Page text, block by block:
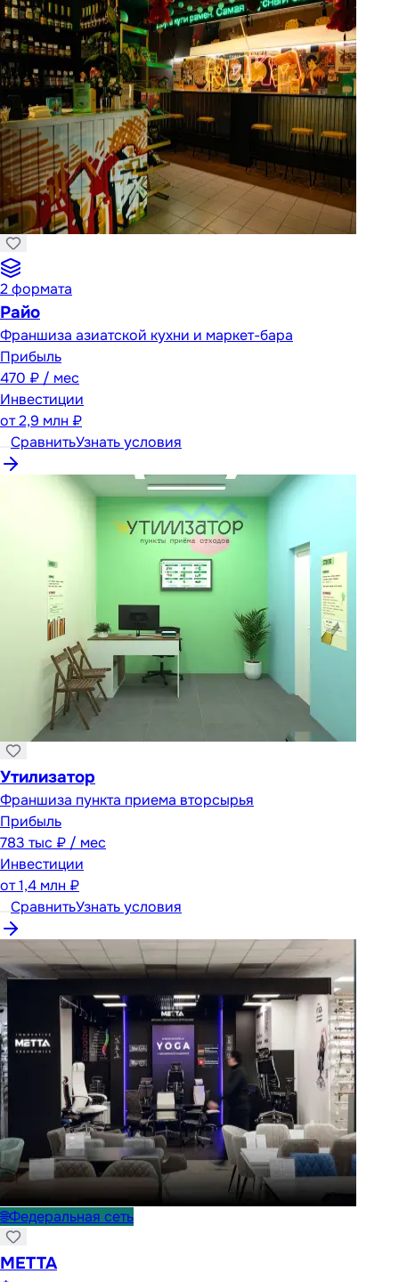
2формата
Райо
Франшиза азиатской кухни и маркет-бара
Прибыль
470 ₽ / мес
Инвестиции
от2,9 млн ₽
СравнитьУзнать условия
Утилизатор
Франшиза пункта приема вторсырья
Прибыль
783 тыс ₽ / мес
Инвестиции
от1,4 млн ₽
СравнитьУзнать условия
🌐Федеральная сеть
METTA